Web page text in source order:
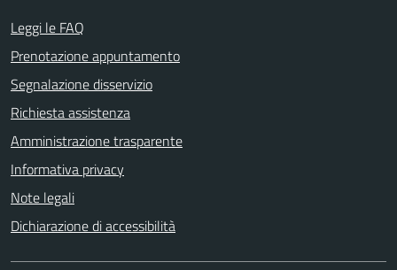
Leggi le FAQ
Prenotazione appuntamento
Segnalazione disservizio
Richiesta assistenza
Amministrazione trasparente
Informativa privacy
Note legali
Dichiarazione di accessibilità